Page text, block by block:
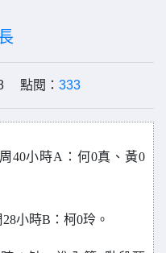
點閱： 333
40小時A：何0真、黃0
小時B：柯0玲。